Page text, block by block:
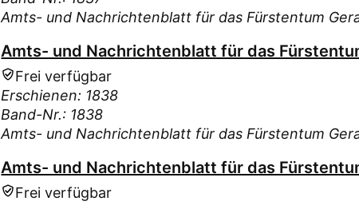
Amts- und Nachrichtenblatt für das Fürstentum
Amts- und Nachrichtenblatt für das
Frei verfügbar
Erschienen: 1838
Band-Nr.: 1838
Amts- und Nachrichtenblatt für das Fürstentum
Amts- und Nachrichtenblatt für das
Frei verfügbar